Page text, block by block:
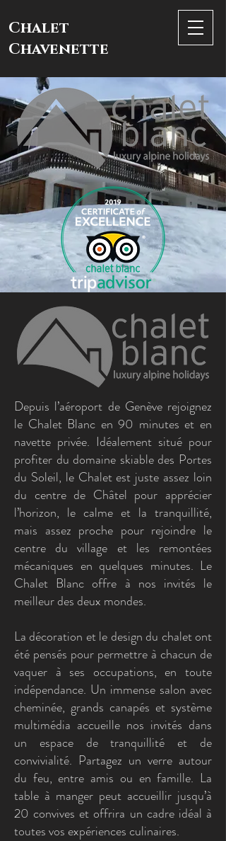
Chalet
Chavenette
Depuis l’aéroport de Genève rejoignez
le Chalet Blanc en 90 minutes et en
navette privée. Idéalement situé pour
profiter du domaine skiable des Portes
du Soleil, le Chalet est juste assez loin
du centre de Châtel pour apprécier
l’horizon, le calme et la tranquillité,
mais assez proche pour rejoindre le
centre du village et les remontées
mécaniques en quelques minutes. Le
Chalet Blanc offre à nos invités le
meilleur des deux mondes.
La décoration et le design du chalet ont
été pensés pour permettre à chacun de
vaquer à ses occupations, en toute
indépendance. Un immense salon avec
cheminée, grands canapés et système
multimédia accueille nos invités dans
un espace de tranquillité et de
convivialité. Partagez un verre autour
du feu, entre amis ou en famille. La
table à manger peut accueillir jusqu’à
20 convives et offrira un cadre idéal à
toutes vos expériences culinaires.